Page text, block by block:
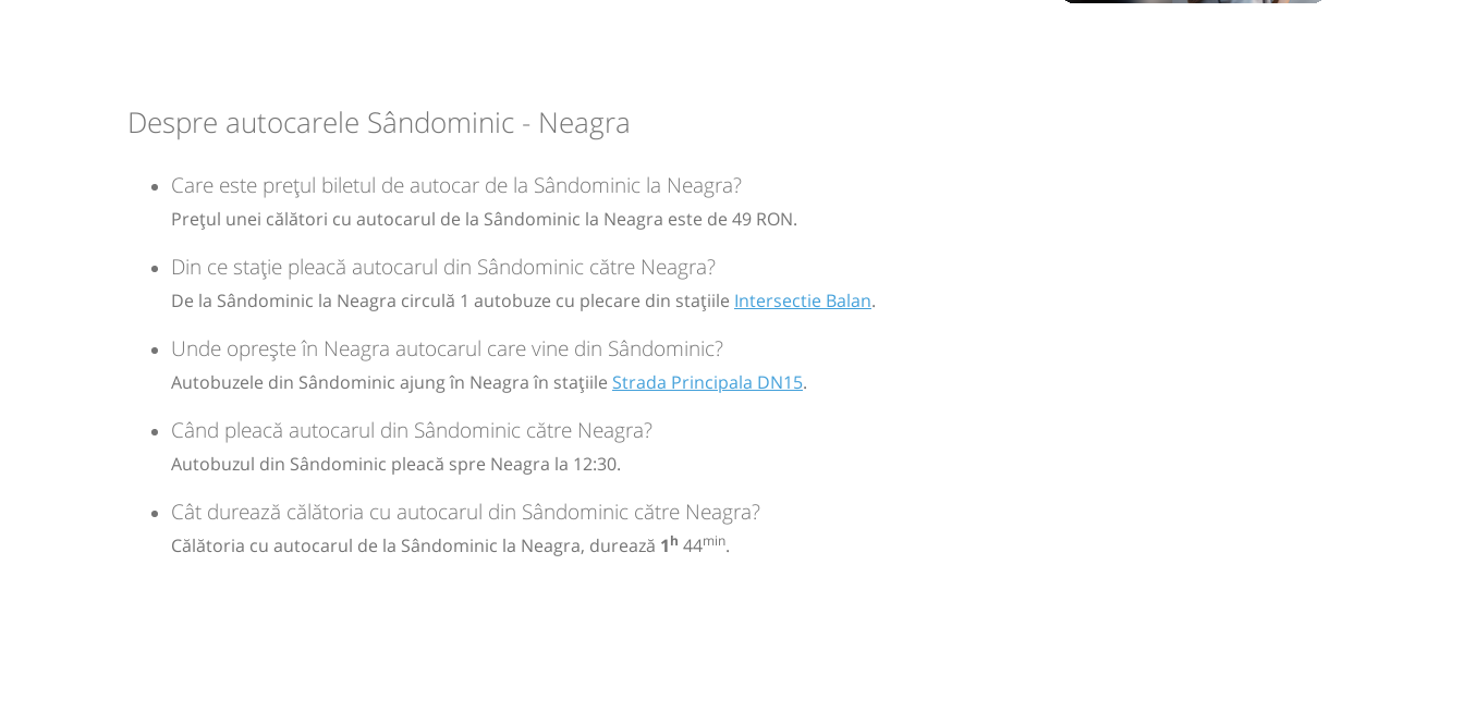
Durată: Zile de circulație:
49lei
Sursa: Balint Trans | Ultima actualizare:
Despre autocarele Sândominic - Neagra
Care este prețul biletul de autocar de la Sândominic la Neagra?
Prețul unei călători cu autocarul de la Sândominic la Neagra este de 49 RON.
Din ce stație pleacă autocarul din Sândominic către Neagra?
De la Sândominic la Neagra circulă 1 autobuze cu plecare din stațiile Intersectie Balan.
Unde oprește în Neagra autocarul care vine din Sândominic?
Autobuzele din Sândominic ajung în Neagra în stațiile Strada Principala DN15.
Când pleacă autocarul din Sândominic către Neagra?
Autobuzul din Sândominic pleacă spre Neagra la 12:30.
Cât durează călătoria cu autocarul din Sândominic către Neagra?
Călătoria cu autocarul de la Sândominic la Neagra, durează 1h 44min.